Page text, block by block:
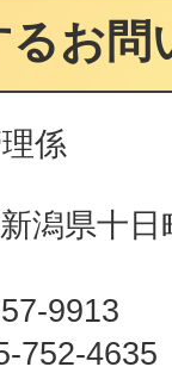
お問
係
潟県十
9913
752-4635